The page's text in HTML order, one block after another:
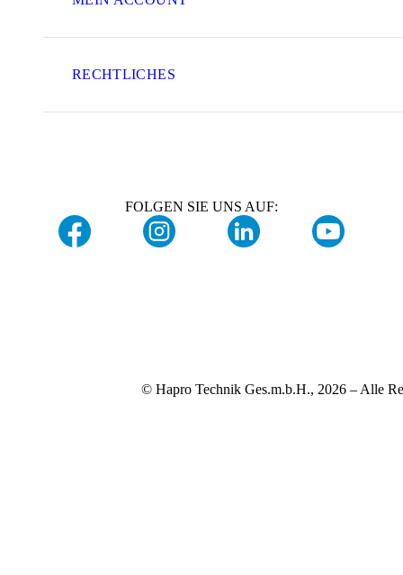
RECHTLICHES
FOLGEN SIE UNS AUF:
© Hapro Technik Ges.m.b.H., 2026 – Alle